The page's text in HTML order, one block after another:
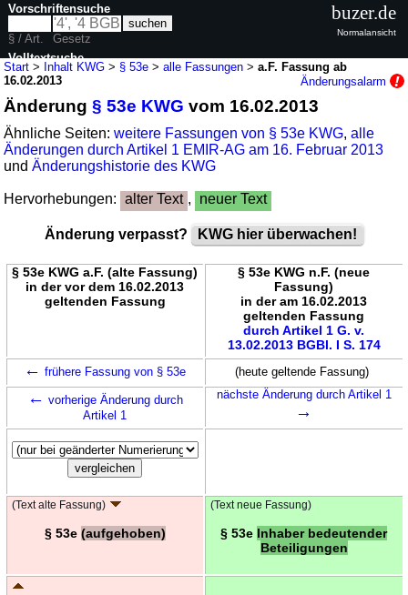
Start > Inhalt KWG > § 53e >alle Fassungen >a.F. Fassung ab
16.02.2013
Änderungsalarm
Änderung§ 53e KWG vom 16.02.2013
Ähnliche Seiten:weitere Fassungen von § 53e KWG,alle
Änderungen durch Artikel 1 EMIR-AG am 16. Februar 2013
undÄnderungshistorie des KWG
Hervorhebungen: alter Text , neuer Text
Änderung verpasst? KWG hier überwachen!
§ 53e KWG a.F. (alte Fassung)
in der vor dem 16.02.2013
geltenden Fassung
§ 53e KWG n.F. (neue
Fassung)
in der am 16.02.2013
geltenden Fassung
durch Artikel 1 G. v.
13.02.2013 BGBl. I S. 174
← frühere Fassung von § 53e (heute geltende Fassung)
← vorherige Änderung durch
Artikel 1
nächste Änderung durch Artikel 1
→
(Text alte Fassung)
§ 53e (aufgehoben)
(Text neue Fassung)
§ 53e Inhaber bedeutender
Beteiligungen
Vorschriftensuche
§ / Art.
Gesetz
Volltextsuche
buzer.de
Normalansicht